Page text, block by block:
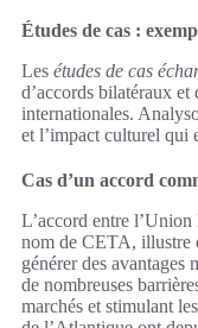
Études de cas :
Les études de cas
d’accords bilatéraux
internationales.
et l’impact culturel qui
Cas d’un accord
L’accord entre
nom de CETA, illustre
générer des avantages
de nombreuses
marchés et stimulant